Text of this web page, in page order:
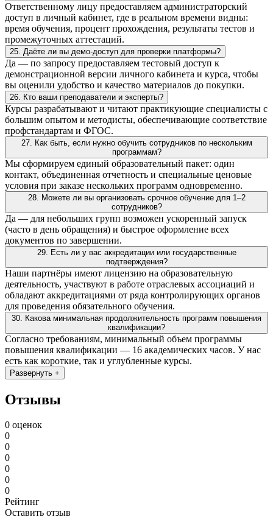
Ответственному лицу предоставляем администраторский
доступ в личный кабинет, где в реальном времени видны:
время обучения, процент прохождения, результаты тестов и
промежуточных аттестаций.
25. Даёте ли вы демо-доступ для проверки платформы?
Да — по запросу предоставляем тестовый доступ к
демонстрационной версии личного кабинета и курса, чтобы
вы оценили удобство и качество материалов до покупки.
26. Кто ваши преподаватели и эксперты?
Курсы разрабатывают и читают практикующие специалисты с
большим опытом и методисты, обеспечивающие соответствие
профстандартам и ФГОС.
27. Как быть, если нужно обучить сотрудников по нескольким
программам?
Мы сформируем единый образовательный пакет: один
контакт, объединенная отчетность и специальные ценовые
условия при заказе нескольких программ одновременно.
28. Можете ли вы организовать срочное обучение для 1–2
сотрудников?
Да — для небольших групп возможен ускоренный запуск
(часто в день обращения) и быстрое оформление всех
документов по завершении.
29. Есть ли у вас аккредитации или государственные
подтверждения?
Наши партнёры имеют лицензию на образовательную
деятельность, участвуют в работе отраслевых ассоциаций и
обладают аккредитациями от ряда контролирующих органов
для проведения обязательного обучения.
30. Какова минимальная продолжительность программ повышения
квалификации?
Согласно требованиям, минимальный объем программы
повышения квалификации — 16 академических часов. У нас
есть как короткие, так и углубленные курсы.
Развернуть +
Отзывы
0 оценок
0
0
0
0
0
0
Рейтинг
Оставить отзыв